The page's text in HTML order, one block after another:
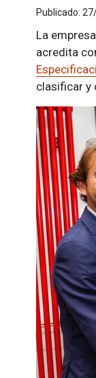
Publicado:
La
acredita
clasificar y